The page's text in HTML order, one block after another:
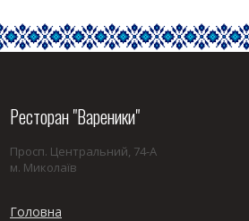
Ресторан "Вареники"
Просп. Центральний, 74-А
м. Миколаїв
Головна